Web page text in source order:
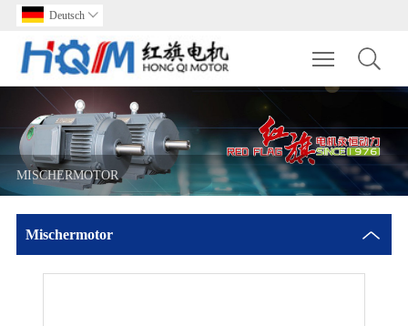
Deutsch 
Toggle
MISCHERMOTOR
Mischermotor